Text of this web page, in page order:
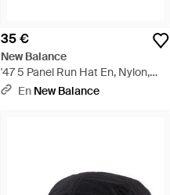
35 €
New Balance
'47 5 Panel Run Hat En, Nylon,
Talla - Azul
En New Balance